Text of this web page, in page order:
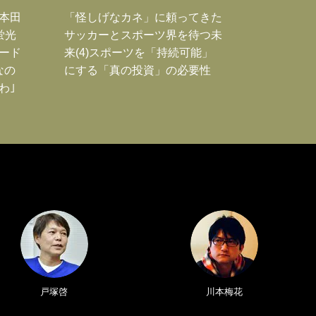
田
光
ド
の
｣
「怪しげなカネ」に頼ってきた
サッカーとスポーツ界を待つ未
来(4)スポーツを「持続可能」
にする「真の投資」の必要性
戸塚啓 川本梅花